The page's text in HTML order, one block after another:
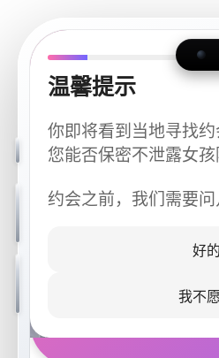
温馨提示
你即将看到当地寻找约
您能否保密不泄露女孩
约会之前，我们需要
好的
我不